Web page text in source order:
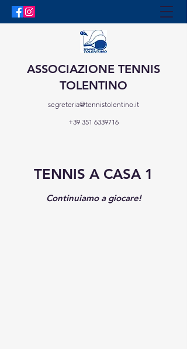
ASSOCIAZIONE TENNIS
TOLENTINO
segreteria@tennistolentino.it
+39 351 6339716
TENNIS A CASA 1
Continuiamo a giocare!